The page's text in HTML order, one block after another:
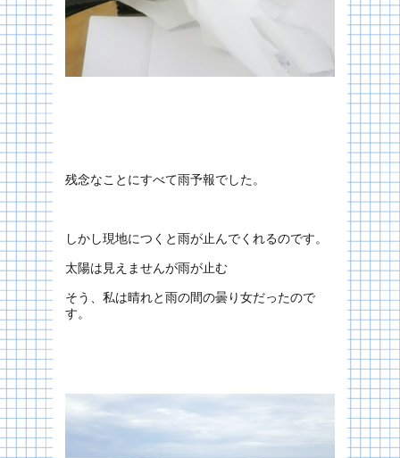
残念なことにすべて雨予報でした。
しかし現地につくと雨が止んでくれるのです。
太陽は見えませんが雨が止む
そう、私は晴れと雨の間の曇り女だったので
す。